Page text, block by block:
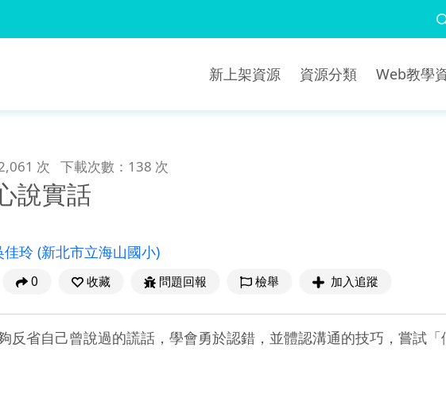
新上架資源 資源分類 Web教學
次 下載次數：138 次
說實話
佳玲 (新北市立海山國小)
0 收藏 問題回報 檢舉 加入追蹤
省自己曾說過的謊話，學會勇於認錯，並體認溝通的技巧，嘗試「